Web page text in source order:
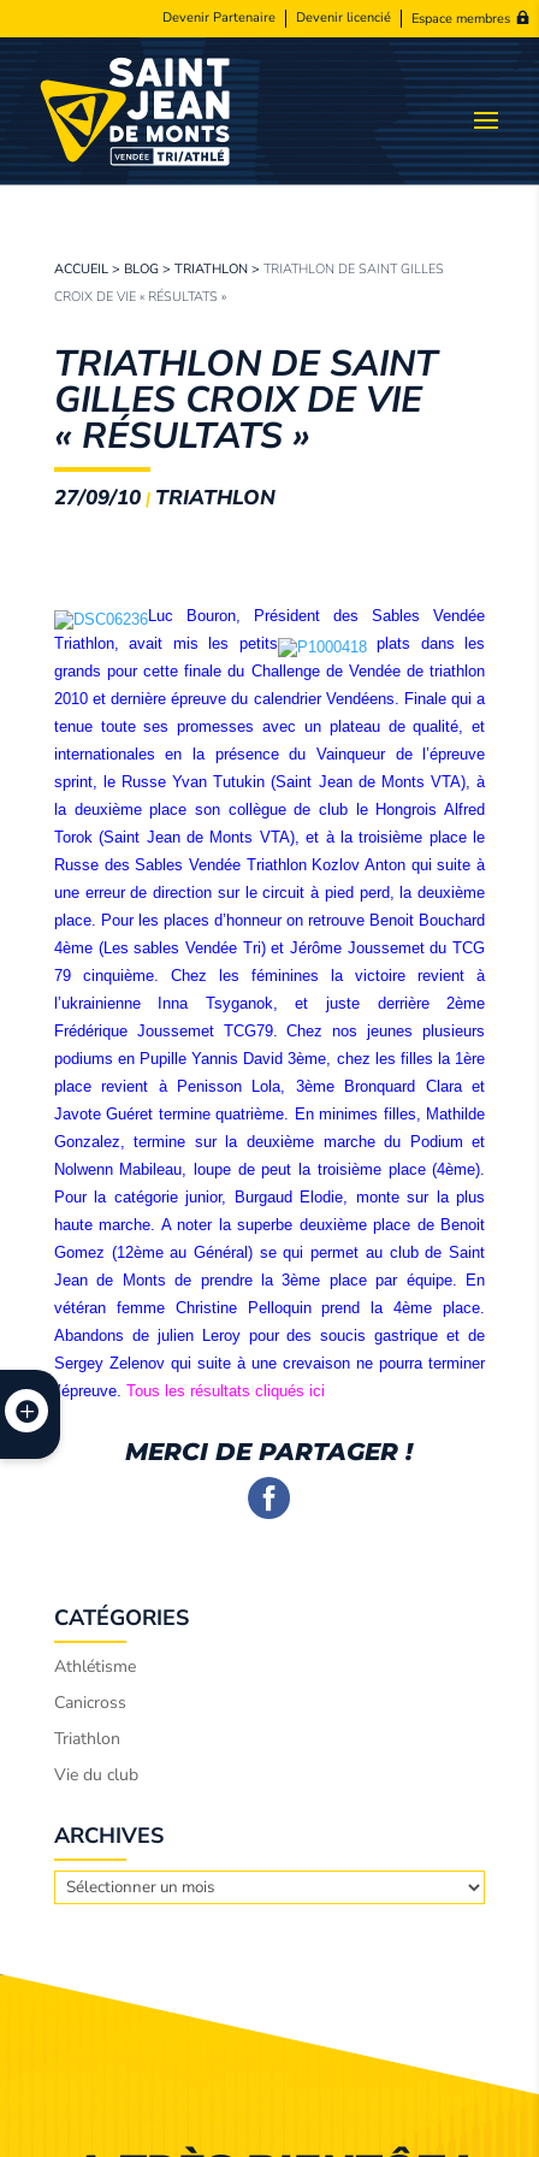
Devenir Partenaire Devenir licencié Espace membres
ACCUEIL> BLOG > TRIATHLON> TRIATHLON DE SAINT GILLES
CROIX DE VIE « RÉSULTATS »
TRIATHLON DE SAINT
GILLES CROIX DE VIE
« RÉSULTATS »
27/09/10| TRIATHLON
Luc Bouron, Président des Sables Vendée
Triathlon, avait mis les petits
plats dans les
grands pour cette finale du Challenge de Vendée de triathlon
2010 et dernière épreuve du calendrier Vendéens. Finale qui a
tenue toute ses promesses avec un plateau de qualité, et
internationales en la présence du Vainqueur de l’épreuve
sprint, le Russe Yvan Tutukin (Saint Jean de Monts VTA), à
la deuxième place son collègue de club le Hongrois Alfred
Torok (Saint Jean de Monts VTA), et à la troisième place le
Russe des Sables Vendée Triathlon Kozlov Anton qui suite à
une erreur de direction sur le circuit à pied perd, la deuxième
place. Pour les places d’honneur on retrouve Benoit Bouchard
4ème (Les sables Vendée Tri) et Jérôme Joussemet du TCG
79 cinquième. Chez les féminines la victoire revient à
l’ukrainienne Inna Tsyganok, et juste derrière 2ème
Frédérique Joussemet TCG79. Chez nos jeunes plusieurs
podiums en Pupille Yannis David 3ème, chez les filles la 1ère
place revient à Penisson Lola, 3ème Bronquard Clara et
Javote Guéret termine quatrième. En minimes filles, Mathilde
Gonzalez, termine sur la deuxième marche du Podium et
Nolwenn Mabileau, loupe de peut la troisième place (4ème).
Pour la catégorie junior, Burgaud Elodie, monte sur la plus
haute marche. A noter la superbe deuxième place de Benoit
Gomez (12ème au Général) se qui permet au club de Saint
Jean de Monts de prendre la 3ème place par équipe. En
vétéran femme Christine Pelloquin prend la 4ème place.
Abandons de julien Leroy pour des soucis gastrique et de
Sergey Zelenov qui suite à une crevaison ne pourra terminer
l’épreuve. Tous les résultats cliqués ici
MERCI DE PARTAGER !
CATÉGORIES
Athlétisme
Canicross
Triathlon
Vie du club
ARCHIVES
Archives